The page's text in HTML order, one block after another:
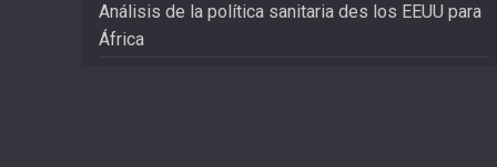
Análisis de la política sanitaria des los EEUU para
África